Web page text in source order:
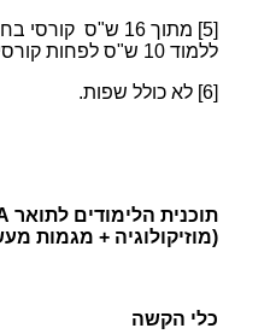
[5]
מתוך 16 ש"ס
ללמוד 10 ש"ס לפחות קורסים עיוניים.
[6]
לא כולל שפות.
(מוזיקולוגיה + מגמות
כלי הקשה